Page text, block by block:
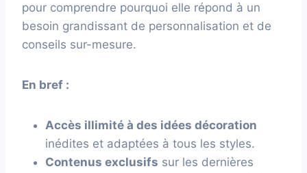
pour comprendre pourquoi elle répond à un
besoin grandissant de personnalisation et de
conseils sur-mesure.
En bref :
Accès illimité à des idées décoration
inédites et adaptées à tous les styles.
Contenus exclusifs sur les dernières